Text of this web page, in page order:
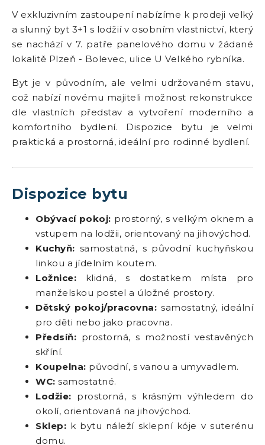
V exkluzivním zastoupení nabízíme k prodeji velký
a slunný byt 3+1 s lodžií v osobním vlastnictví, který
se nachází v 7. patře panelového domu v žádané
lokalitě Plzeň - Bolevec, ulice U Velkého rybníka.
Byt je v původním, ale velmi udržovaném stavu,
což nabízí novému majiteli možnost rekonstrukce
dle vlastních představ a vytvoření moderního a
komfortního bydlení. Dispozice bytu je velmi
praktická a prostorná, ideální pro rodinné bydlení.
Dispozice bytu
Obývací pokoj: prostorný, s velkým oknem a
vstupem na lodžii, orientovaný na jihovýchod.
Kuchyň: samostatná, s původní kuchyňskou
linkou a jídelním koutem.
Ložnice: klidná, s dostatkem místa pro
manželskou postel a úložné prostory.
Dětský pokoj/pracovna: samostatný, ideální
pro děti nebo jako pracovna.
Předsíň: prostorná, s možností vestavěných
skříní.
Koupelna: původní, s vanou a umyvadlem.
WC: samostatné.
Lodžie: prostorná, s krásným výhledem do
okolí, orientovaná na jihovýchod.
Sklep: k bytu náleží sklepní kóje v suterénu
domu.